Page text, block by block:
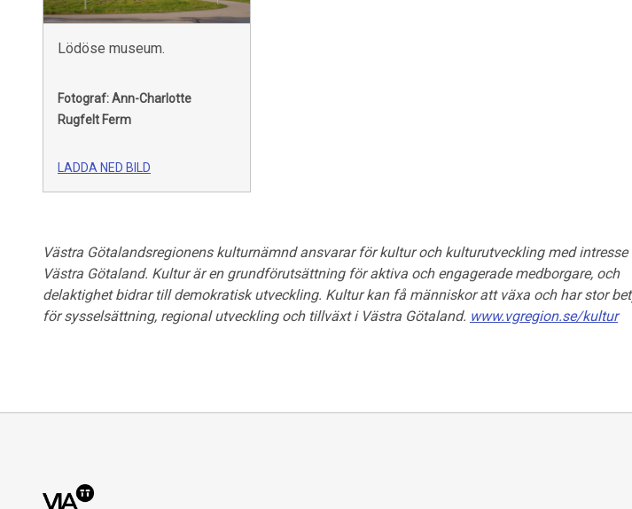
Lödöse museum.
Fotograf: Ann-Charlotte
Rugfelt Ferm
LADDA NED BILD
Västra Götalandsregionens kulturnämnd ansvarar för kultur och kulturutveckling med intresse
Västra Götaland. Kultur är en grundförutsättning för aktiva och engagerade medborgare, och
delaktighet bidrar till demokratisk utveckling. Kultur kan få människor att växa och har stor
för sysselsättning, regional utveckling och tillväxt i Västra Götaland. www.vgregion.se/kultur